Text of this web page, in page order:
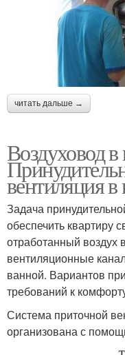
читать дальше →
Воздуховод
вентиляция в
Задача
обеспечить квартиру
отработанный
вентиляционные
ванной. Вариантов
требований к
Система приточной
организована с